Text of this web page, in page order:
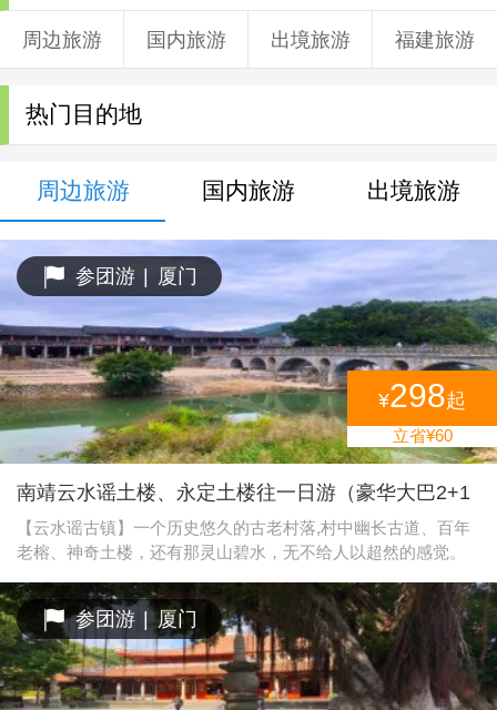
周边旅游 国内旅游 出境旅游 福建旅游
热门目的地
周边旅游 国内旅游 出境旅游
参团游 厦门
¥298起
立省¥60
南靖云水谣土楼、永定土楼往一日游（豪华大巴2+1
航空座椅）
【云水谣古镇】一个历史悠久的古老村落,村中幽长古道、百年
老榕、神奇土楼，还有那灵山碧水，无不给人以超然的感觉。
高最大最为集中的千年古榕树群、一条百年老街、千年古道溪
岸边，由13棵百年、千年老榕组成的榕树群蔚为壮观，其中一
棵老榕树树冠覆盖面积1933平方米，树丫长达30多米，树干底
端要10多个大人才能合抱，是一棵目前我省已发现的最大的榕
树。榕树下一条被踩磨得非常光滑的鹅卵石古道伸向远方，据
参团游 | 厦门